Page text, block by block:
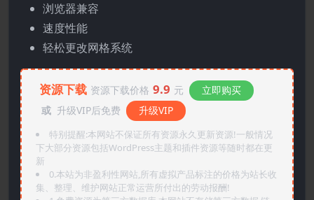
浏览器兼容
速度性能
轻松更改网格系统
资源下载 资源下载价格 9.9 元
立即购买
或 升级VIP后免费 升级VIP
特别提醒:本网站不保证所有资源永久更新资源!一般情况
下大部分资源包括WordPress主题和插件资源等随时都在更
新
0.本站为非盈利性网站,所有虚拟产品标注的价格为站长收
集、整理、维护网站正常运营所付出的劳动报酬!